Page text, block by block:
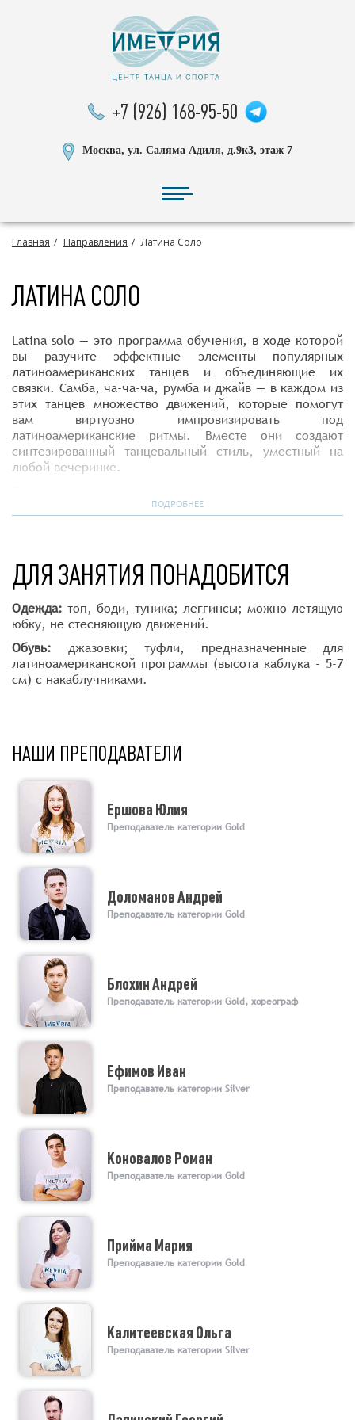
+7 (926) 168-95-50
Москва, ул. Саляма Адиля, д.9к3, этаж 7
Главная Направления Латина Соло
ЛАТИНА СОЛО
Latina solo — это программа обучения, в ходе которой
вы разучите эффектные элементы популярных
латиноамериканских танцев и объединяющие их
связки. Самба, ча-ча-ча, румба и джайв — в каждом из
этих танцев множество движений, которые помогут
вам виртуозно импровизировать под
латиноамериканские ритмы. Вместе они создают
синтезированный танцевальный стиль, уместный на
любой вечеринке.
пластику, подтягивает фигуру и дарит королевскую
Программа предназначена для всех, кто любит
танцевать на вечеринках и желает делать это уверенно
и красиво. С программой Latina Solo вы будете в
центре внимания на любом танцполе!
ПОДРОБНЕЕ
ДЛЯ ЗАНЯТИЯ ПОНАДОБИТСЯ
Одежда: топ, боди, туника; леггинсы; можно летящую
юбку, не стесняющую движений.
Обувь: джазовки; туфли, предназначенные для
латиноамериканской программы (высота каблука - 5-7
см) с накаблучниками.
НАШИ ПРЕПОДАВАТЕЛИ
Ершова Юлия
Преподаватель категории Gold
Доломанов Андрей
Преподаватель категории Gold
Блохин Андрей
Преподаватель категории Gold, хореограф
Ефимов Иван
Преподаватель категории Silver
Коновалов Роман
Преподаватель категории Gold
Прийма Мария
Преподаватель категории Gold
Калитеевская Ольга
Преподаватель категории Silver